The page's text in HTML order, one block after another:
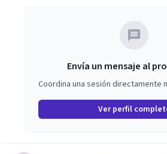
Envía un mensaje al
Coordina una sesión directamente
Ver perfil